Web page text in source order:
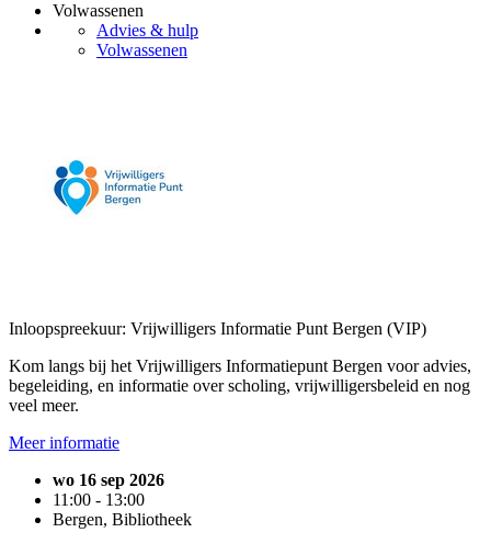
Volwassenen
Advies & hulp
Volwassenen
Inloopspreekuur: Vrijwilligers Informatie Punt Bergen (VIP)
Kom langs bij het Vrijwilligers Informatiepunt Bergen voor advies,
begeleiding, en informatie over scholing, vrijwilligersbeleid en nog
veel meer.
Meer informatie
wo 16 sep 2026
11:00 - 13:00
Bergen, Bibliotheek